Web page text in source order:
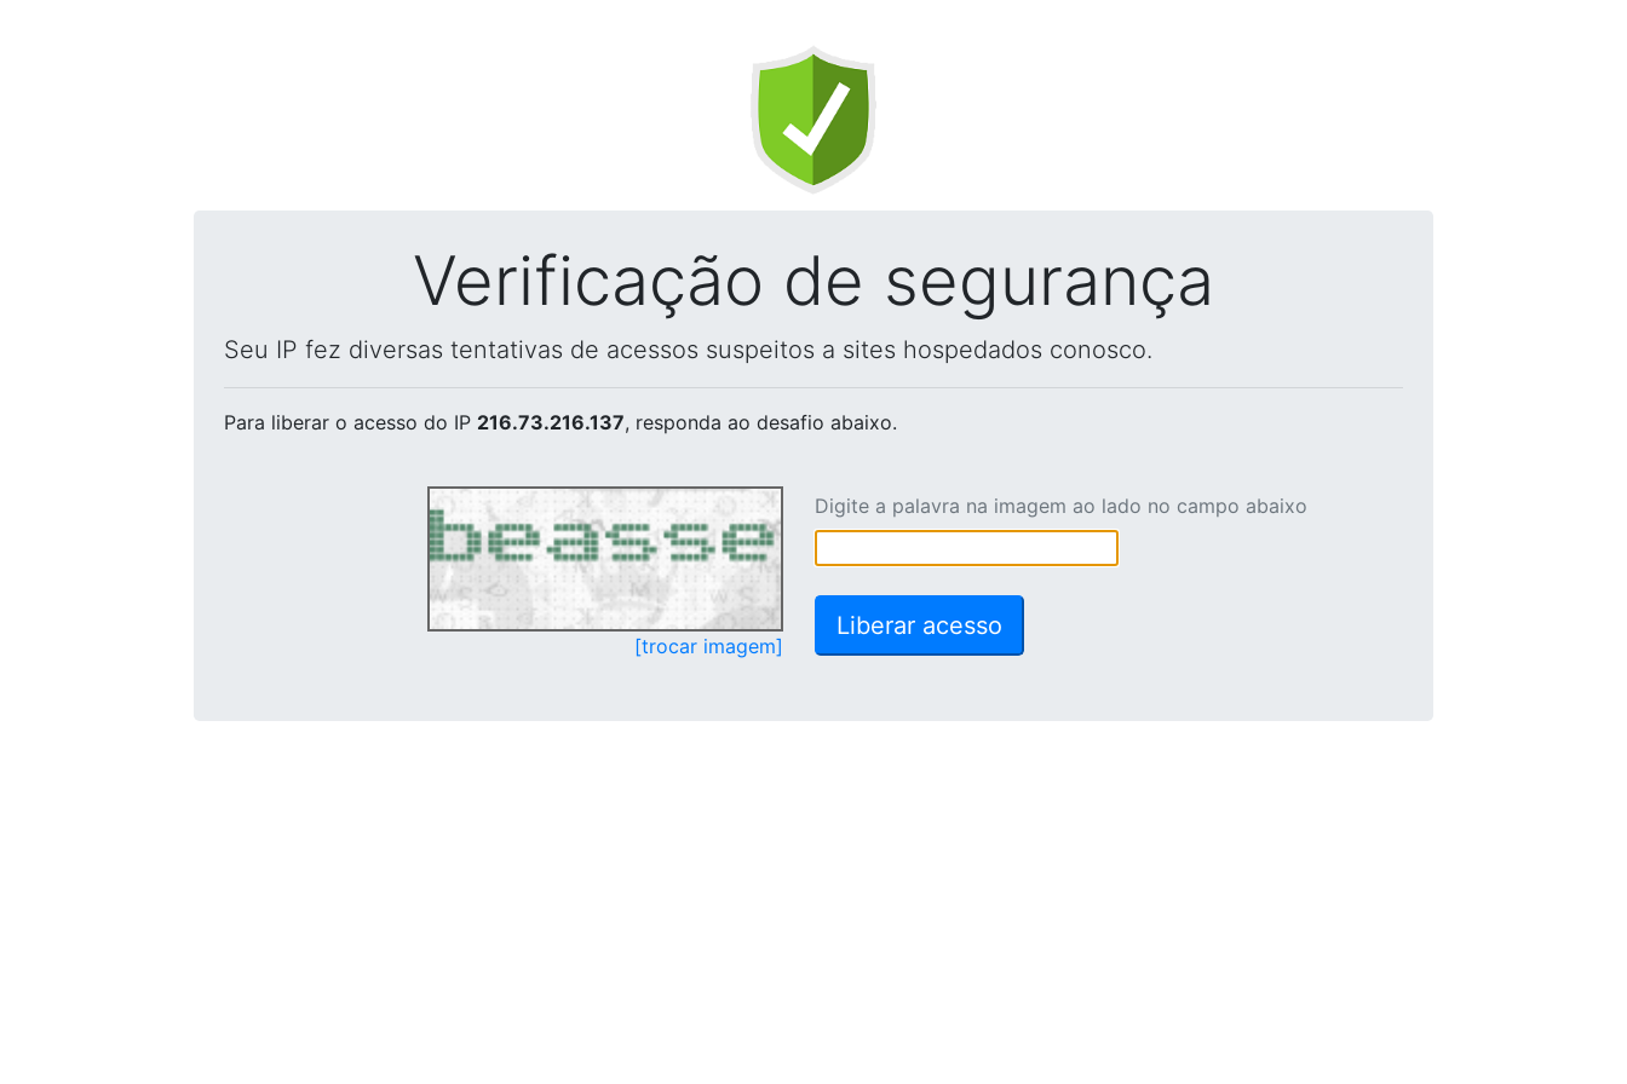
Verificação de segurança
Seu IP fez diversas tentativas de acessos suspeitos a sites hospedados conosco.
Para liberar o acesso do IP 216.73.216.137, responda ao desafio abaixo.
[trocar imagem]
Digite a palavra na imagem ao lado no campo abaixo